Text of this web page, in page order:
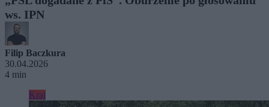
ws. IPN
Filip Baczkura
30.04.2026
4 min
Kraj